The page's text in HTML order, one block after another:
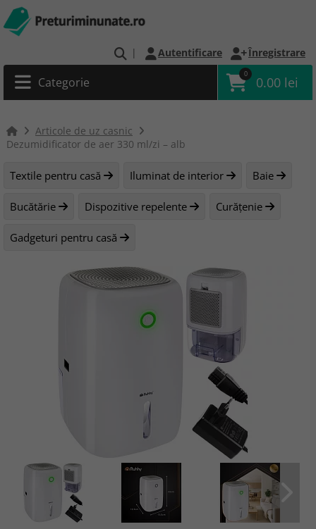
| Autentificare Înregistrare
Categorie
0
0.00 lei
Articole de uz casnic
Dezumidificator de aer 330 ml/zi – alb
Textile pentru casă Iluminat de interior Baie
Bucătărie Dispozitive repelente Curățenie
Gadgeturi pentru casă